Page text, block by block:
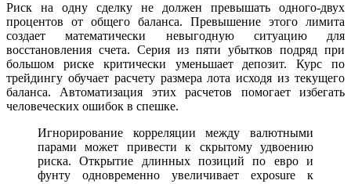
Риск на одну сделку не должен превышать одного-двух
процентов от общего баланса. Превышение этого лимита
создает математически невыгодную ситуацию для
восстановления счета. Серия из пяти убытков подряд при
большом риске критически уменьшает депозит. Курс по
трейдингу обучает расчету размера лота исходя из текущего
баланса. Автоматизация этих расчетов помогает избегать
человеческих ошибок в спешке.
Игнорирование корреляции между валютными
парами может привести к скрытому удвоению
риска. Открытие длинных позиций по евро и
фунту одновременно увеличивает exposure к